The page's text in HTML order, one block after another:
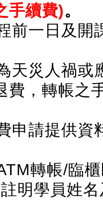
手續費)。
前一日及開
天災人禍或
費，轉帳之
申請提供資
轉帳/臨
明學員姓名